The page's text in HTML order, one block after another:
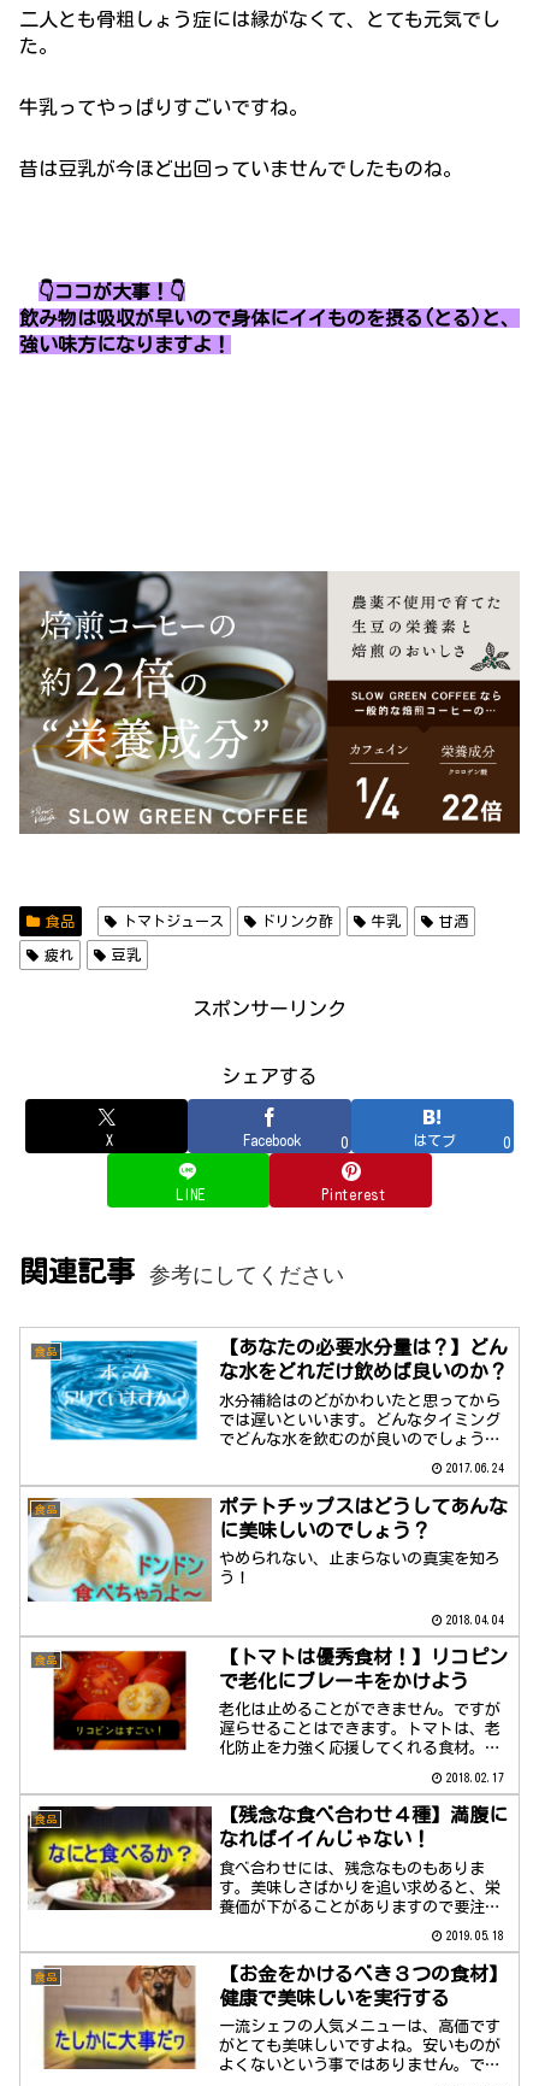
二人とも骨粗しょう症には縁がなくて、とても元気でし
た。
牛乳ってやっぱりすごいですね。
昔は豆乳が今ほど出回っていませんでしたものね。
👇ココが大事！👇
飲み物は吸収が早いので身体にイイものを摂る(とる)と、
強い味方になりますよ！
食品 トマトジュース ドリンク酢 牛乳 甘酒
疲れ 豆乳
スポンサーリンク
シェアする
X Facebook 0 はてブ 0
LINE Pinterest
関連記事 参考にしてください
食品
【あなたの必要水分量は？】どん
な水をどれだけ飲めば良いのか？
水分補給はのどがかわいたと思ってから
では遅いといいます。どんなタイミング
でどんな水を飲むのが良いのでしょう
2017.06.24
食品
ポテトチップスはどうしてあんな
に美味しいのでしょう？
やめられない、止まらないの真実を知ろ
う！
2018.04.04
食品
【トマトは優秀食材！】リコピン
で老化にブレーキをかけよう
老化は止めることができません。ですが
遅らせることはできます。トマトは、老
化防止を力強く応援してくれる食材。な
2018.02.17
食品
【残念な食べ合わせ４種】満腹に
なればイイんじゃない！
食べ合わせには、残念なものもありま
す。美味しさばかりを追い求めると、栄
養価が下がることがありますので要注
2019.05.18
食品
【お金をかけるべき３つの食材】
健康で美味しいを実行する
一流シェフの人気メニューは、高価です
がとても美味しいですよね。安いものが
よくないという事ではありません。でも